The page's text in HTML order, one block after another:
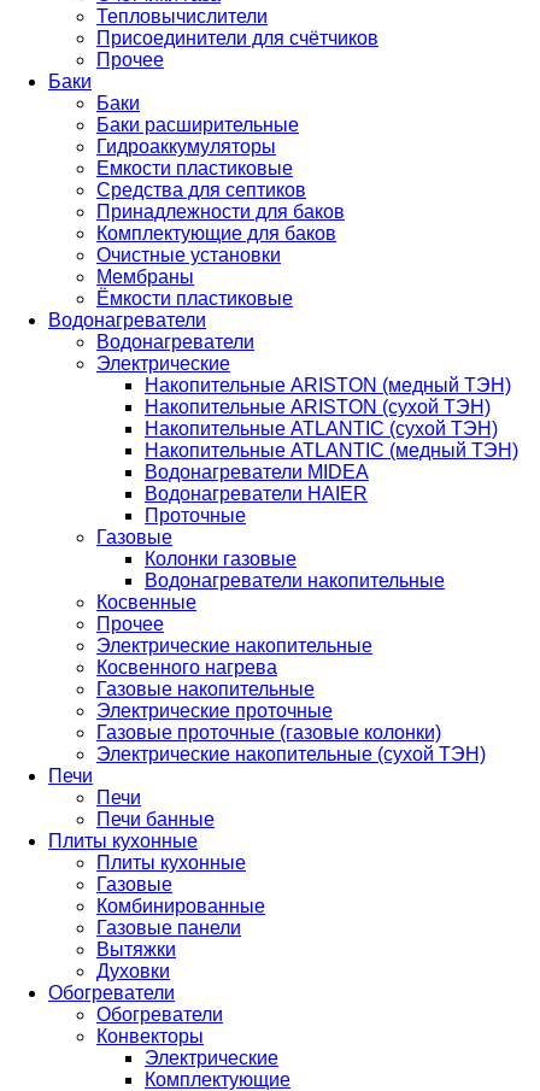
Тепловычислители
Присоединители для счётчиков
Прочее
Баки
Баки
Баки расширительные
Гидроаккумуляторы
Емкости пластиковые
Средства для септиков
Принадлежности для баков
Комплектующие для баков
Очистные установки
Мембраны
Ёмкости пластиковые
Водонагреватели
Водонагреватели
Электрические
Накопительные ARISTON (медный ТЭН)
Накопительные ARISTON (сухой ТЭН)
Накопительные ATLANTIC (сухой ТЭН)
Накопительные ATLANTIC (медный ТЭН)
Водонагреватели MIDEA
Водонагреватели HAIER
Проточные
Газовые
Колонки газовые
Водонагреватели накопительные
Косвенные
Прочее
Электрические накопительные
Косвенного нагрева
Газовые накопительные
Электрические проточные
Газовые проточные (газовые колонки)
Электрические накопительные (сухой ТЭН)
Печи
Печи
Печи банные
Плиты кухонные
Плиты кухонные
Газовые
Комбинированные
Газовые панели
Вытяжки
Духовки
Обогреватели
Обогреватели
Конвекторы
Электрические
Комплектующие